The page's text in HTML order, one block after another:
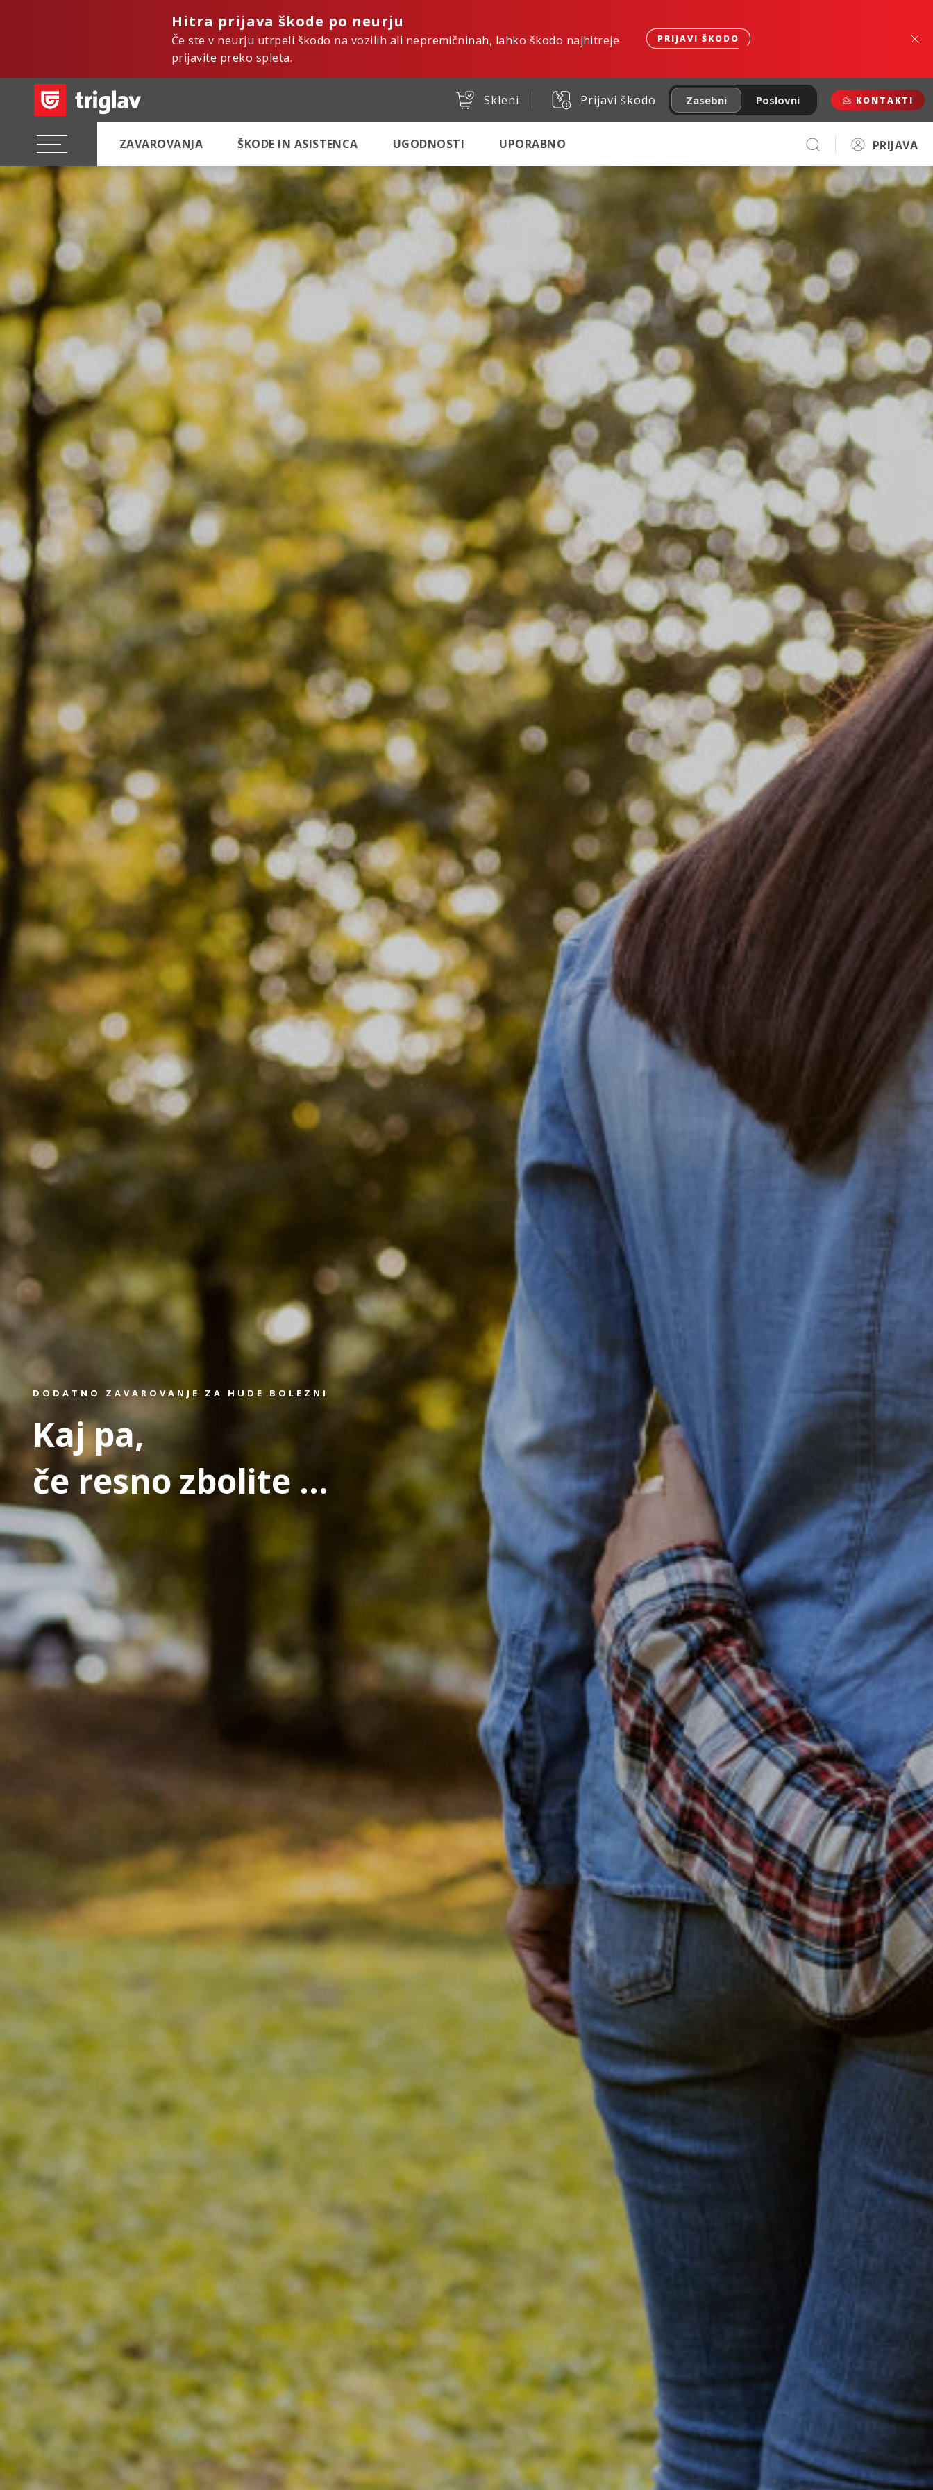
Hitra prijava škode po neurju
Če ste v neurju utrpeli škodo na vozilih ali nepremičninah, lahko škodo najhitreje
prijavite preko spleta.
PRIJAVI ŠKODO
Skleni Prijavi škodo Zasebni Poslovni KONTAKTI
ZAVAROVANJA ŠKODE IN ASISTENCA UGODNOSTI UPORABNO PRIJAVA
DODATNO ZAVAROVANJE ZA HUDE BOLEZNI
Kaj pa,
če resno zbolite ...